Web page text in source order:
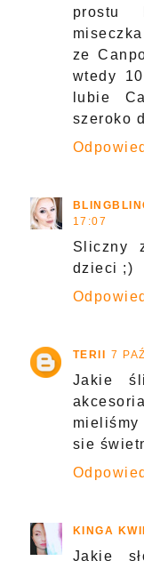
prostu
ze
wtedy
lubie
szeroko
17:07
Sliczny
dzieci ;)
TERII 7
Jakie
sie
KINGA
Jakie